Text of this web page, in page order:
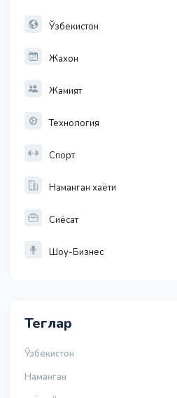
Ўзбекистон
Жахон
Жамият
Технология
Спорт
Наманган хаёти
Сиёсат
Шоу-Бизнес
Теглар
Ўзбекистон
Наманган